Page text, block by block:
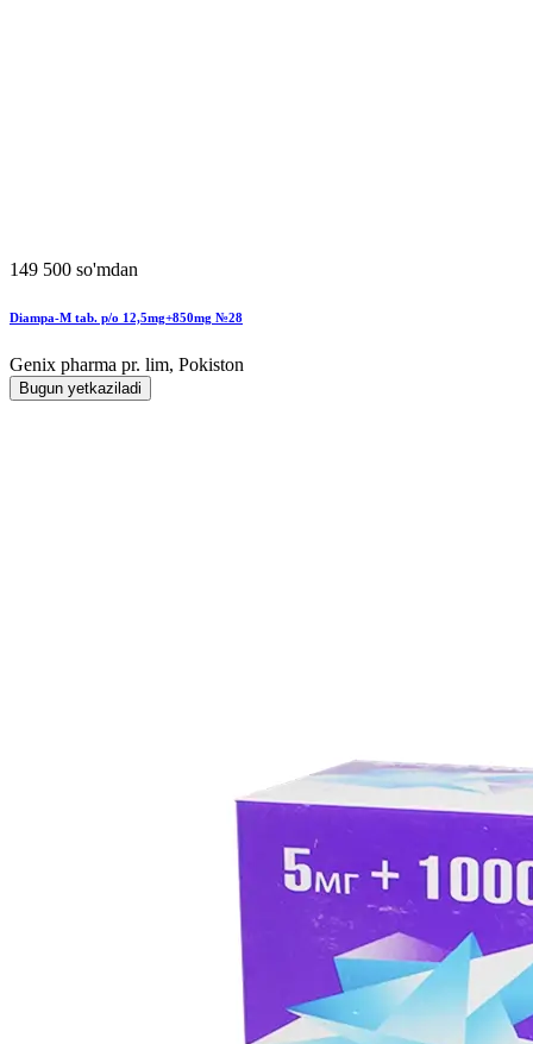
149 500 so'mdan
Diampa-M tab. p/o 12,5mg+850mg №28
Genix pharma pr. lim, Pokiston
Bugun yetkaziladi